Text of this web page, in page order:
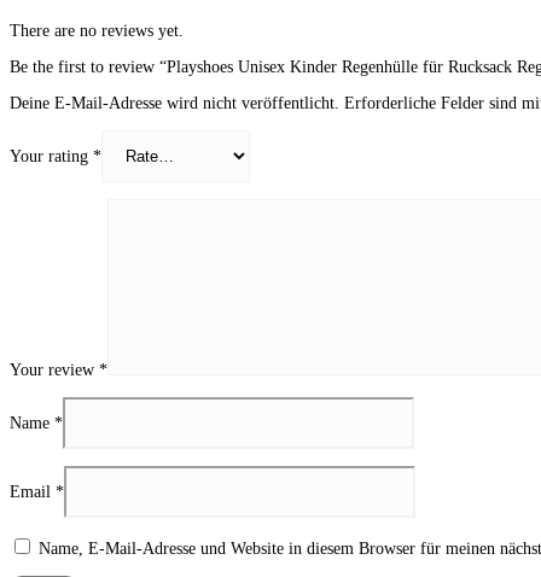
There are no reviews yet.
Be the first to review “Playshoes Unisex Kinder Regenhülle für Rucksack
Deine E-Mail-Adresse wird nicht veröffentlicht. Erforderliche Felder sind
Your rating *
Your review *
Name *
Email *
Name, E-Mail-Adresse und Website in diesem Browser für meinen